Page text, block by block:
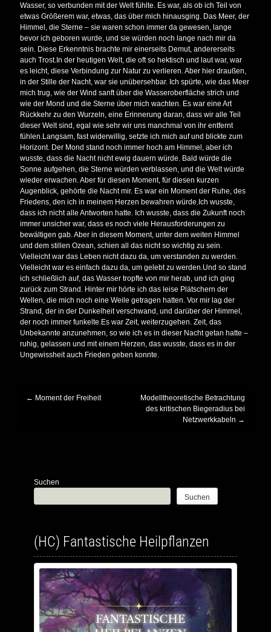
Wasser, so verbunden mit der Welt fühlte. Es war, als ob ich Teil von
etwas Größerem war, etwas, das über mich hinausging. Das Meer, der
Himmel, die Sterne – sie waren schon immer da gewesen, lange
bevor ich geboren wurde, und sie würden noch lange nach mir da
sein. Diese Erkenntnis brachte mir einerseits Demut, andererseits
auch Trost.In der heutigen Welt, die oft so hektisch und laut war, war
es leicht, diese Verbindung zur Natur zu verlieren. Aber hier draußen,
in der Stille der Nacht, war sie unübersehbar. Ich spürte, wie das Meer
mich trug, wie der Wind sanft über die Wasseroberfläche strich und
wie der Mond und die Sterne über mich wachten. Es war eine Art
Rückkehr zu den Wurzeln, eine Erinnerung daran, dass wir alle Teil
dieser Welt sind, egal wie sehr wir uns manchmal von ihr entfernt
fühlen.Langsam, fast widerwillig, setzte ich mich auf und blickte zum
Horizont. Der Mond stand noch immer hoch am Himmel, aber ich
wusste, dass die Nacht nicht ewig dauern würde. Bald würde die
Sonne aufgehen, die Sterne würden verblassen, und die Welt würde
wieder erwachen. Aber für diesen Moment, für diesen kurzen
Augenblick, gehörte die Nacht mir. Es war ein Moment der Ruhe, des
Friedens, den ich in meinem Herzen bewahren würde.Ich wusste,
dass ich nicht alle Antworten hatte. Ich wusste, dass die Zukunft noch
immer unsicher war, dass es noch viele Herausforderungen zu
bewältigen gab. Aber in diesem Moment, unter dem weiten Himmel
und dem stillen Ozean, schien all das nicht so wichtig zu sein.
Vielleicht war das Leben nicht dazu da, um verstanden zu werden.
Vielleicht war es einfach dazu da, um gelebt zu werden.Und so stand
ich schließlich auf, das Wasser tropfte von mir herab, und ich ging
zurück zum Strand. Hinter mir hörte ich das leise Plätschern der
Wellen, die mich noch eine Weile getragen hatten. Vor mir lag der
Strand, der in der Dunkelheit verschwand, und darüber der Himmel,
der noch immer funkelte.Es war Zeit, weiterzugehen. Zeit, das
Unbekannte anzunehmen, so wie ich es in dieser Nacht getan hatte –
ruhig, gelassen und mit einem Herzen, das wusste, dass es in der
Ungewissheit auch Frieden geben konnte.
Post
← Moment der Freiheit
Modelltheoretische Betrachtung
des kritischen Biegeradius bei
Netzwerkkabeln →
Suchen
Suchen
(HC) Fantastische Heilpflanzen